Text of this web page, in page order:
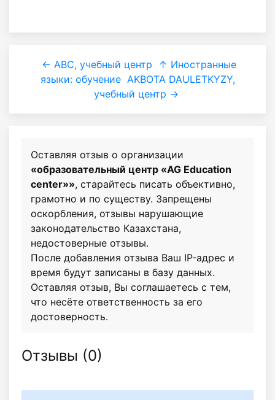
← ABC, учебный центр
↑ Иностранные
языки: обучение AKBOTA DAULETKYZY,
учебный центр →
Оставляя отзыв о организации
«образовательный центр «AG Education
center»», старайтесь писать объективно,
грамотно и по существу. Запрещены
оскорбления, отзывы нарушающие
законодательство Казахстана,
недостоверные отзывы.
После добавления отзыва Ваш IP-адрес и
время будут записаны в базу данных.
Оставляя отзыв, Вы соглашаетесь с тем,
что несёте ответственность за его
достоверность.
Отзывы (0)